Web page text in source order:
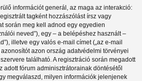
információt generál, az maga az interakció:
tagként hozzászólást írsz vagy
során meg kell adnod egy egyedien
neved”), egy – a belépéshez használt –
illetve egy valós e-mail címet („az e-mail
azon ország adatvédelmi törvényei
található. A regisztráció során megadott
adott fórum adminisztrátorainak döntésétől
megválaszd, milyen információk jelenjenek